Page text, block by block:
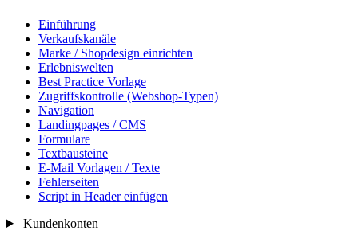
Einführung
Verkaufskanäle
Marke / Shopdesign einrichten
Erlebniswelten
Best Practice Vorlage
Zugriffskontrolle (Webshop-Typen)
Navigation
Landingpages / CMS
Formulare
Textbausteine
E-Mail Vorlagen / Texte
Fehlerseiten
Script in Header einfügen
Kundenkonten